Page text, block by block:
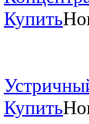
Купить
Купить